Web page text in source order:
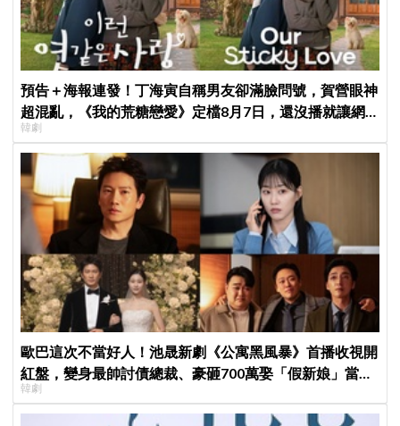
預告＋海報連發！丁海寅自稱男友卻滿臉問號，賀營眼神
超混亂，《我的荒糖戀愛》定檔8月7日，還沒播就讓網
友瘋猜結局
韓劇
歐巴這次不當好人！池晟新劇《公寓黑風暴》首播收視開
紅盤，變身最帥討債總裁、豪砸700萬娶「假新娘」當眾
激吻！
韓劇